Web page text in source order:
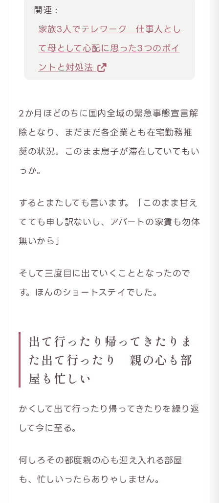
関連 :
家族3人でテレワーク 仕事人とし
て母として心配に思った3つのポイ
ントと対処法
2か月ほどのちに国内全域の緊急事態宣言解
除となり、まだまだ各企業とも在宅勤務推
奨の状況。このまま息子が滞在していてもい
っか。
するとまたしても言います。「このまま甘え
てても申し訳ないし、アパートの家賃も勿体
無いから」
そして三度目に出ていくこととなったので
す。ほんのショートステイでした。
出て行ったり帰ってきたりま
た出て行ったり 親の心も部
屋も忙しい
かくして出て行ったり帰ってきたりを繰り返
して今に至る。
何しろその都度親の心も迎え入れる部屋
も、忙しいったらありゃしません。